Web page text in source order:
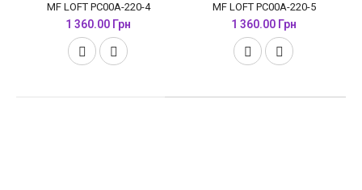
MF LOFT PC00A-220-4
1 360.00 Грн
MF LOFT PC00A-220-5
1 360.00 Грн